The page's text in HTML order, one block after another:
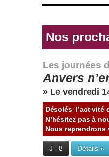
Nos
Les journées
Anvers
» Le vendredi
Désolés, l’activité
N’hésitez pas à
Nous reprendrons
J - 8 Détails »